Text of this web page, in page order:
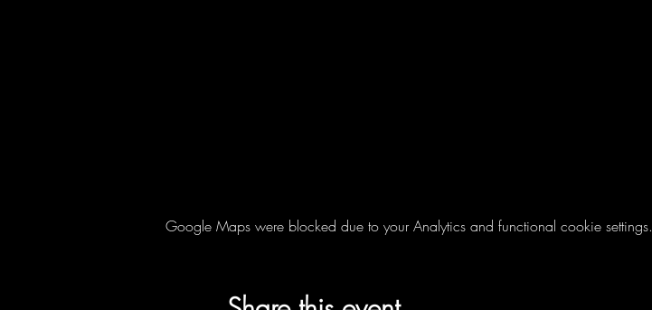
Google Maps were blocked due to your Analytics and functional cookie settings.